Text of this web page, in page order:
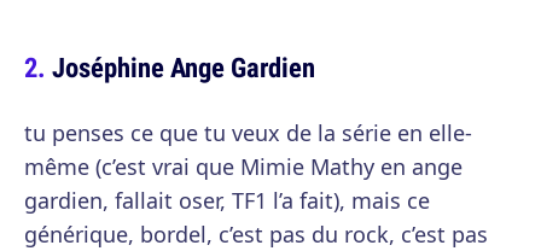
Joséphine Ange Gardien
tu penses ce que tu veux de la série en elle-
même (c’est vrai que Mimie Mathy en ange
gardien, fallait oser, TF1 l’a fait), mais ce
générique, bordel, c’est pas du rock, c’est pas